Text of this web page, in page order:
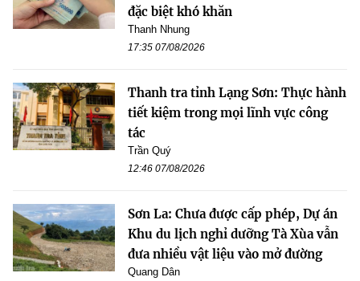
đặc biệt khó khăn
Thanh Nhung
17:35 07/08/2026
Thanh tra tỉnh Lạng Sơn: Thực hành
tiết kiệm trong mọi lĩnh vực công
tác
Trần Quý
12:46 07/08/2026
Sơn La: Chưa được cấp phép, Dự án
Khu du lịch nghỉ dưỡng Tà Xùa vẫn
đưa nhiều vật liệu vào mở đường
Quang Dân